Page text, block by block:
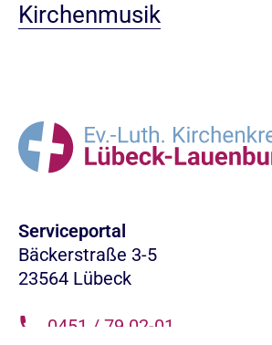
Kirchenmusik
Serviceportal
Bäckerstraße 3-5
23564 Lübeck
0451 / 79 02-01